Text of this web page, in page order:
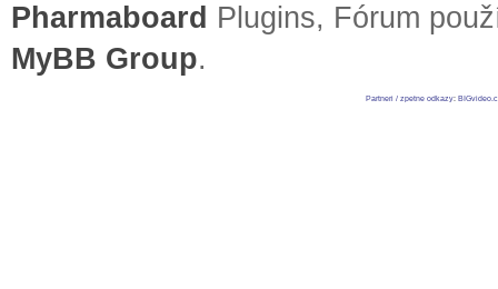
Pharmaboard Plugins, Fórum
MyBB Group.
Partneri / zpetne odkazy: